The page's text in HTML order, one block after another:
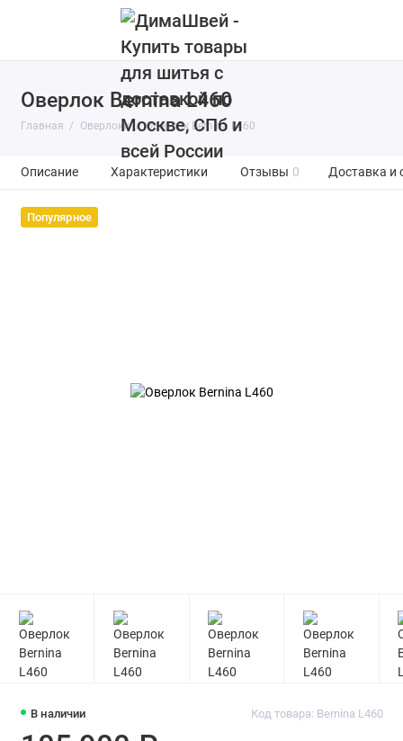
Оверлок Bernina L460
Главная Оверлоки Оверлок Bernina L460
Описание Характеристики Отзывы 0 Доставка и
Популярное
В наличии Код товара: Bernina L460